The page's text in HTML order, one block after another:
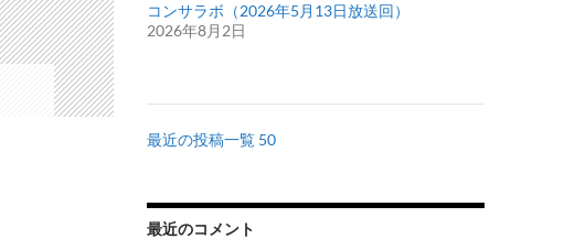
コンサラボ（2026年5月13日放送回）
2026年8月2日
最近の投稿一覧 50
最近のコメント